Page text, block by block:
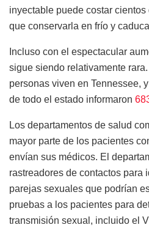
inyectable puede costar
que conservarla en frío y
Incluso con el espectacular
sigue siendo relativamente
personas viven en Tennessee,
de todo el estado informaron
Los departamentos de salud
mayor parte de los pacientes
envían sus médicos. El
rastreadores de contactos para
parejas sexuales que podrían
pruebas a los pacientes para
transmisión sexual, incluido el